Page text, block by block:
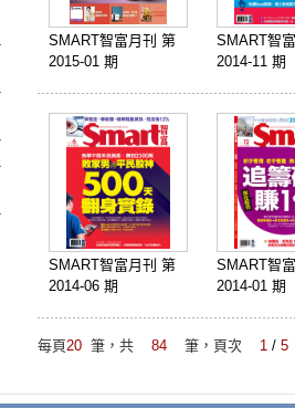
SMART智富月刊 第
2015-01 期
SMART智
2014-11 期
SMART智富月刊 第
2014-06 期
SMART智
2014-01 期
每頁20 筆，共 84 筆，頁次 1 / 5